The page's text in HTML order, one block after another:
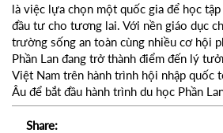
là việc lựa chọn một quốc gia để học
đầu tư cho tương lai. Với nền giáo dục
trường sống an toàn cùng nhiều cơ hội
Phần Lan đang trở thành điểm đến lý
Việt Nam trên hành trình hội nhập quốc
Âu để bắt đầu hành trình du học Phần
Share: